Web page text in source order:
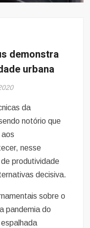
demonstra
urbana
da
notório que
nesse
produtividade
decisiva.
sobre o
pandemia do